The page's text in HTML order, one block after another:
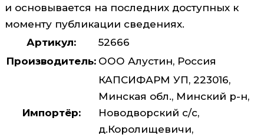
и основывается на последних доступных к
моменту публикации сведениях.
Артикул:
52666
Производитель: ООО Алустин, Россия
Импортёр:
КАПСИФАРМ УП, 223016,
Минская обл., Минский р-н,
Новодворский с/с,
д.Королищевичи,